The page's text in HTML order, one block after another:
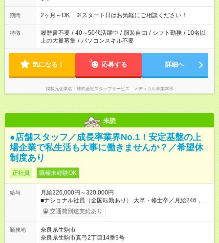
期間 2ヶ月～OK ※スタート日はお気軽にご相談ください！
特徴 履歴書不要 / 40～50代活躍中 / 服装自由 / シフト勤務 / 10名以
上の大量募集 / パソコンスキル不要
気になる！ 応募する 詳細へ
掲載元企業名 株式会社スタッフサービス メディカル事業本部
未読
●店舗スタッフ／成長率業界No.1！安定基盤の上
場企業で私生活も大事に働きませんか？／希望休
制度あり
正社員 職種未経験OK
給与
月給226,000円～320,000円
■ナショナル社員（全国転勤あり） 大卒・修士卒／月給246，
000円～320，000円 高校・短大・専門卒／月給226，000円～
320，000円 ★エリア手当（石川県、富山県、福井県、岐阜県、
途、賞与（年2回）、各種手当あり ★登録販売者資格保持者に
は、別途月1万円支給（実務経験がない方にも同額を支給） ※た
交通費別途支給あり
勤務地
奈良県生駒市
奈良県生駒市真弓2丁目14番9号